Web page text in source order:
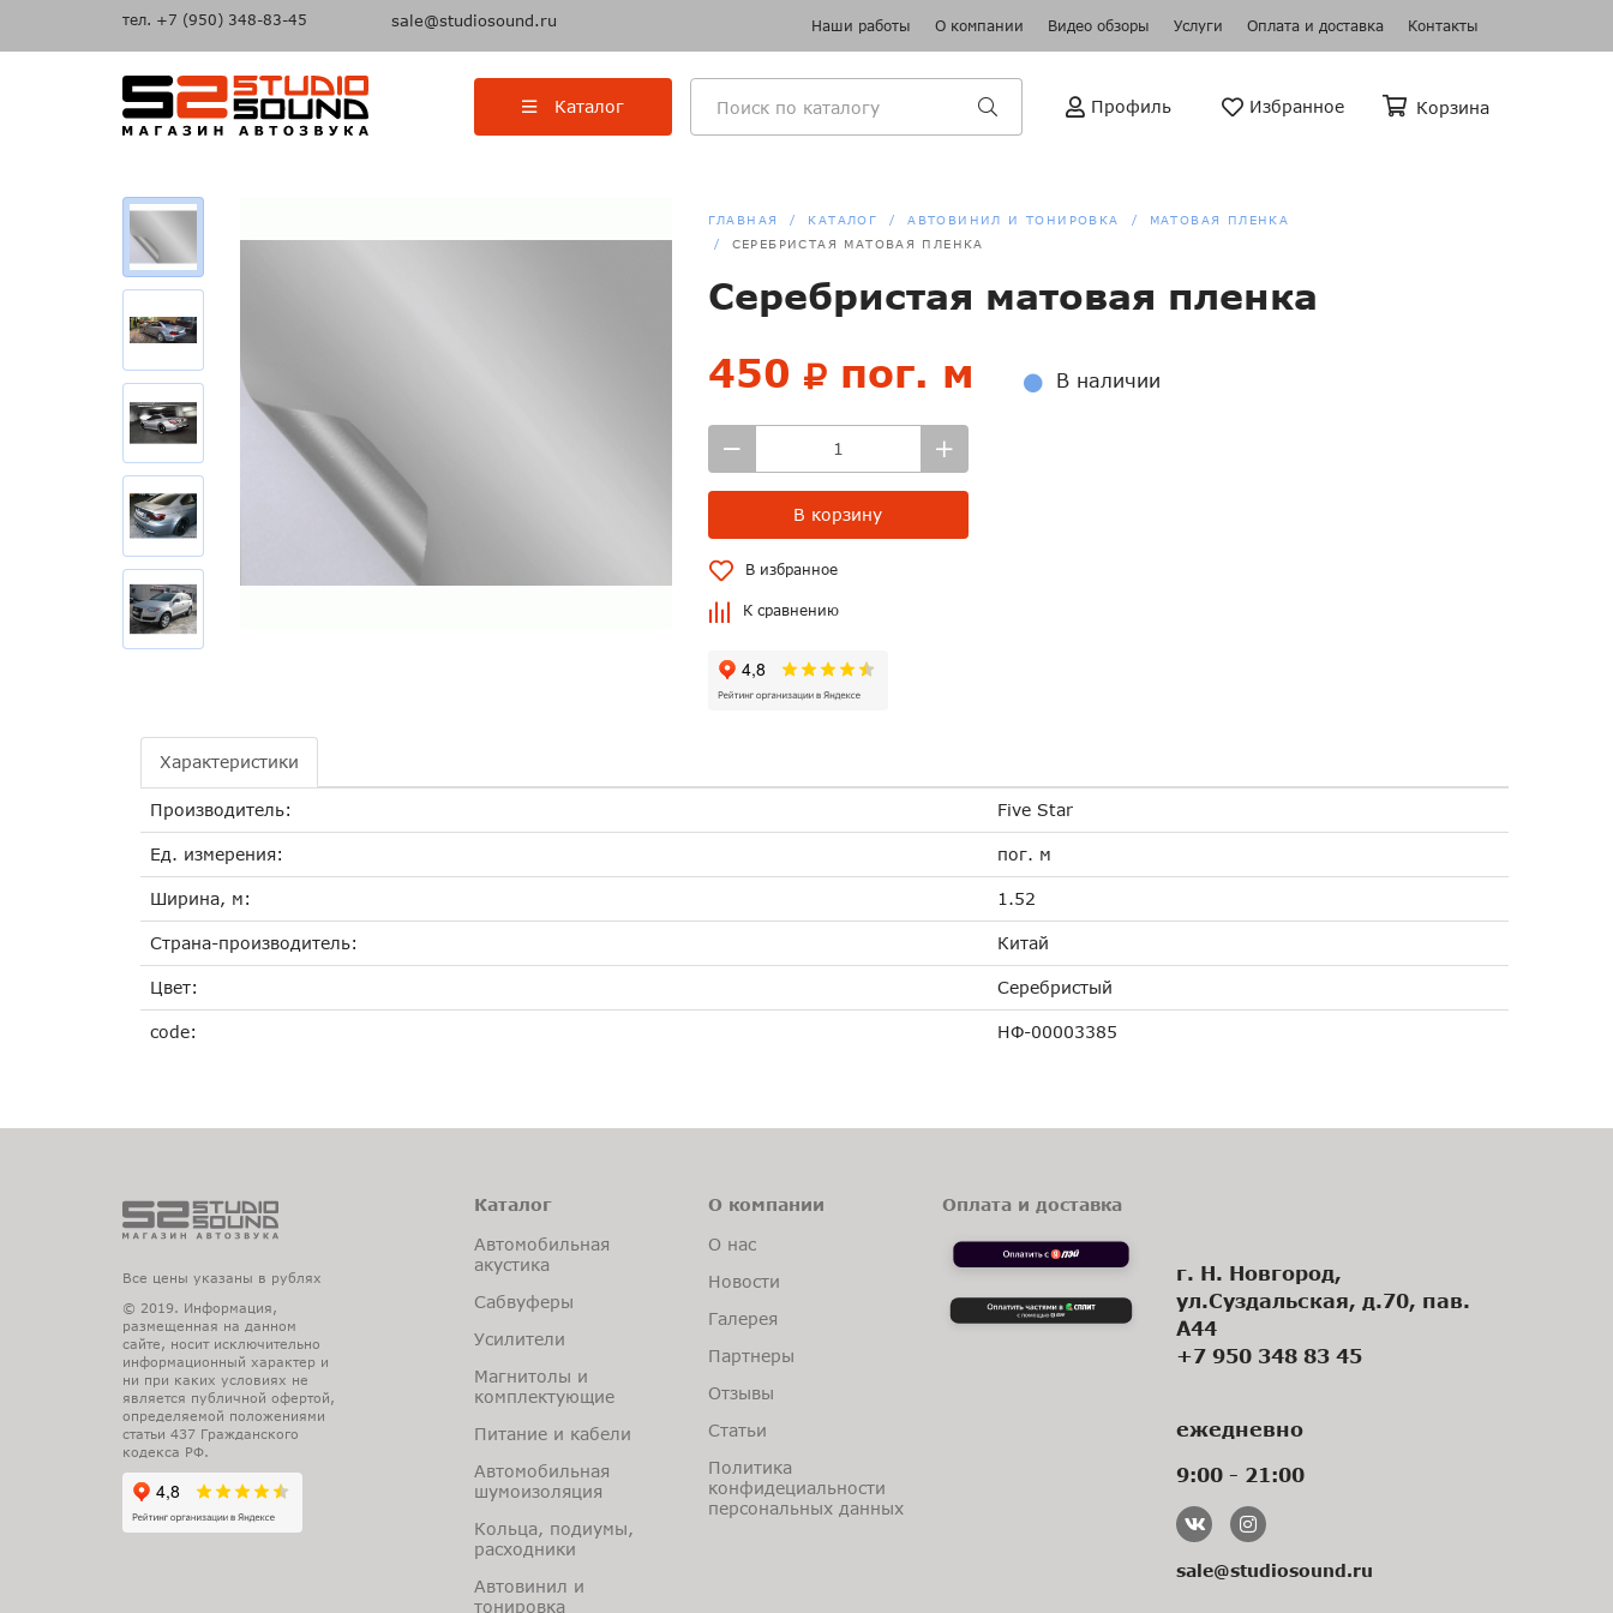
тел. +7 (950) 348-83-45 sale@studiosound.ru Наши работы О компании Видео обзоры Услуги Оплата и доставка Контакты
Каталог Профиль Избранное Корзина
ГЛАВНАЯ КАТАЛОГ АВТОВИНИЛ И ТОНИРОВКА
МАТОВАЯ ПЛЕНКА
СЕРЕБРИСТАЯ МАТОВАЯ ПЛЕНКА
Серебристая матовая пленка
450 пог. м В наличии
В корзину
В избранное
К сравнению
Характеристики
Производитель: Five Star
Ед. измерения: пог. м
Ширина, м: 1.52
Страна-производитель: Китай
Цвет: Серебристый
code: НФ-00003385
Все цены указаны в рублях
© 2019. Информация,
размещенная на данном
сайте, носит исключительно
информационный характер и
ни при каких условиях не
является публичной офертой,
определяемой положениями
статьи 437 Гражданского
кодекса РФ.
Каталог
Автомобильная
акустика
Сабвуферы
Усилители
Магнитолы и
комплектующие
Питание и кабели
Автомобильная
шумоизоляция
Кольца, подиумы,
расходники
Автовинил и
тонировка
О компании
О нас
Новости
Галерея
Партнеры
Отзывы
Статьи
Политика
конфидециальности
персональных данных
Оплата и доставка
г. Н. Новгород,
ул.Суздальская, д.70, пав.
А44
+7 950 348 83 45
ежедневно
9:00 - 21:00
sale@studiosound.ru